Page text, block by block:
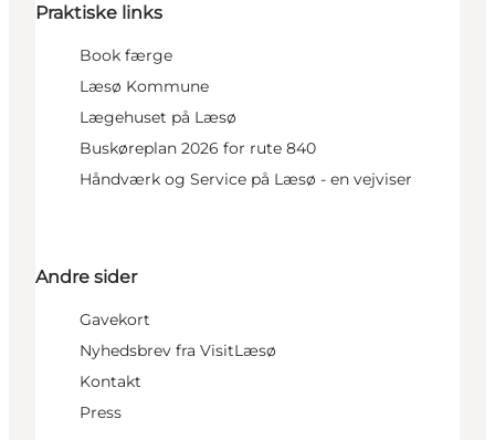
Praktiske links
Book færge
Læsø Kommune
Lægehuset på Læsø
Buskøreplan 2026 for rute 840
Håndværk og Service på Læsø - en vejviser
Andre sider
Gavekort
Nyhedsbrev fra VisitLæsø
Kontakt
Press